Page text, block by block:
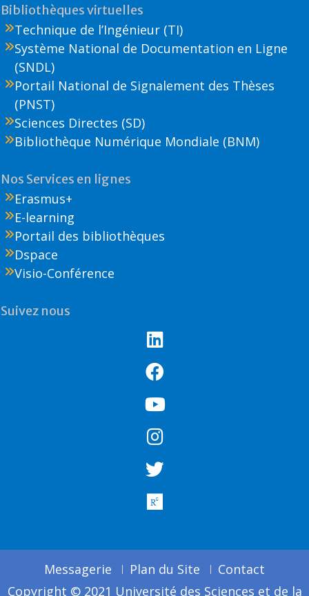
Bibliothèques virtuelles
Technique de l’Ingénieur (TI)
Système National de Documentation en Ligne
(SNDL)
Portail National de Signalement des Thèses
(PNST)
Sciences Directes (SD)
Bibliothèque Numérique Mondiale (BNM)
Nos Services en lignes
Erasmus+
E-learning
Portail des bibliothèques
Dspace
Visio-Conférence
Suivez nous
Messagerie Plan du Site
Contact
Copyright © 2021 Université des Sciences et de la